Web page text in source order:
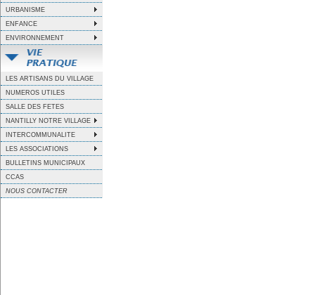
URBANISME
ENFANCE
ENVIRONNEMENT
LES ARTISANS DU VILLAGE
NUMEROS UTILES
SALLE DES FETES
NANTILLY NOTRE VILLAGE
INTERCOMMUNALITE
LES ASSOCIATIONS
BULLETINS MUNICIPAUX
CCAS
NOUS CONTACTER